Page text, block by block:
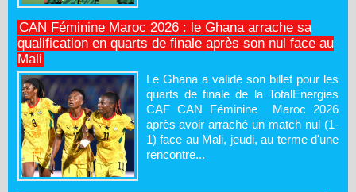
CAN Féminine Maroc 2026 : le Ghana arrache sa
qualification en quarts de finale après son nul face au
Mali
Le Ghana a validé son billet pour les
quarts de finale de la TotalEnergies
CAF CAN Féminine Maroc 2026
après avoir arraché un match nul (1-
1) face au Mali, jeudi, au terme d'une
rencontre...